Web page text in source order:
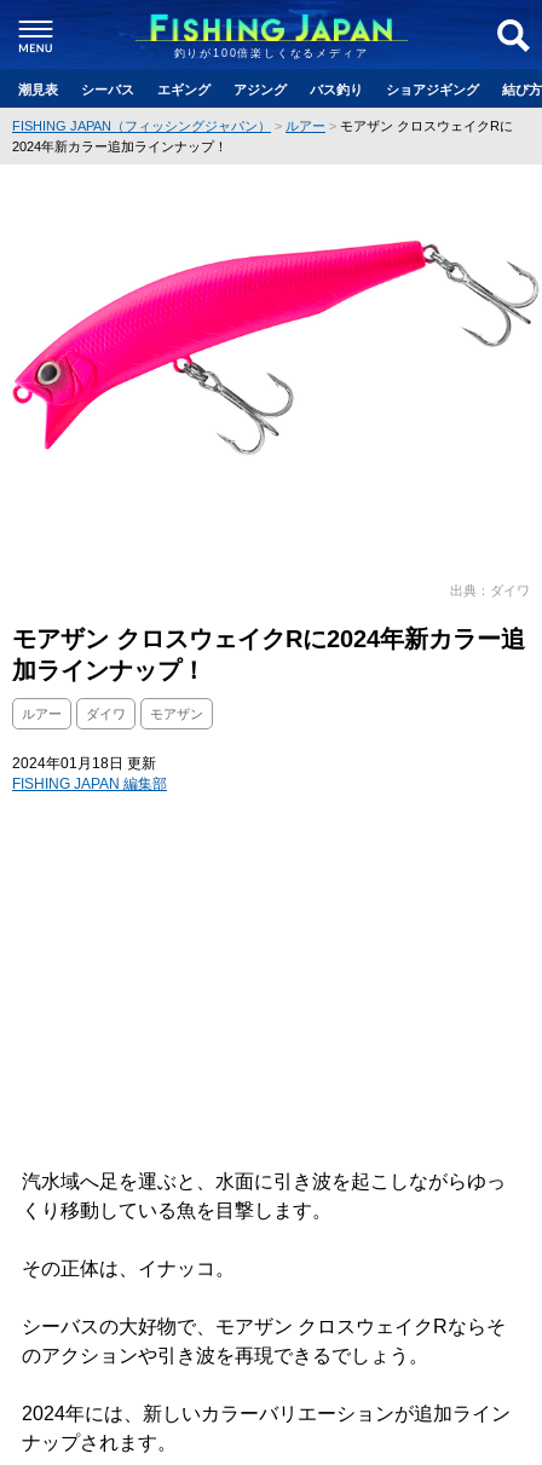
釣りが100倍楽しくなるメディア
潮見表 シーバス エギング アジング バス釣り ショアジギング 結び
FISHING JAPAN（フィッシングジャパン） ルアー
モアザン クロスウェイクRに
2024年新カラー追加ラインナップ！
出典：ダイワ
モアザン クロスウェイクRに2024年新カラー追
加ラインナップ！
ルアー ダイワ モアザン
2024年01月18日 更新
FISHING JAPAN 編集部
汽水域へ足を運ぶと、水面に引き波を起こしながらゆっ
くり移動している魚を目撃します。
その正体は、イナッコ。
シーバスの大好物で、モアザン クロスウェイクRならそ
のアクションや引き波を再現できるでしょう。
2024年には、新しいカラーバリエーションが追加ライン
ナップされます。